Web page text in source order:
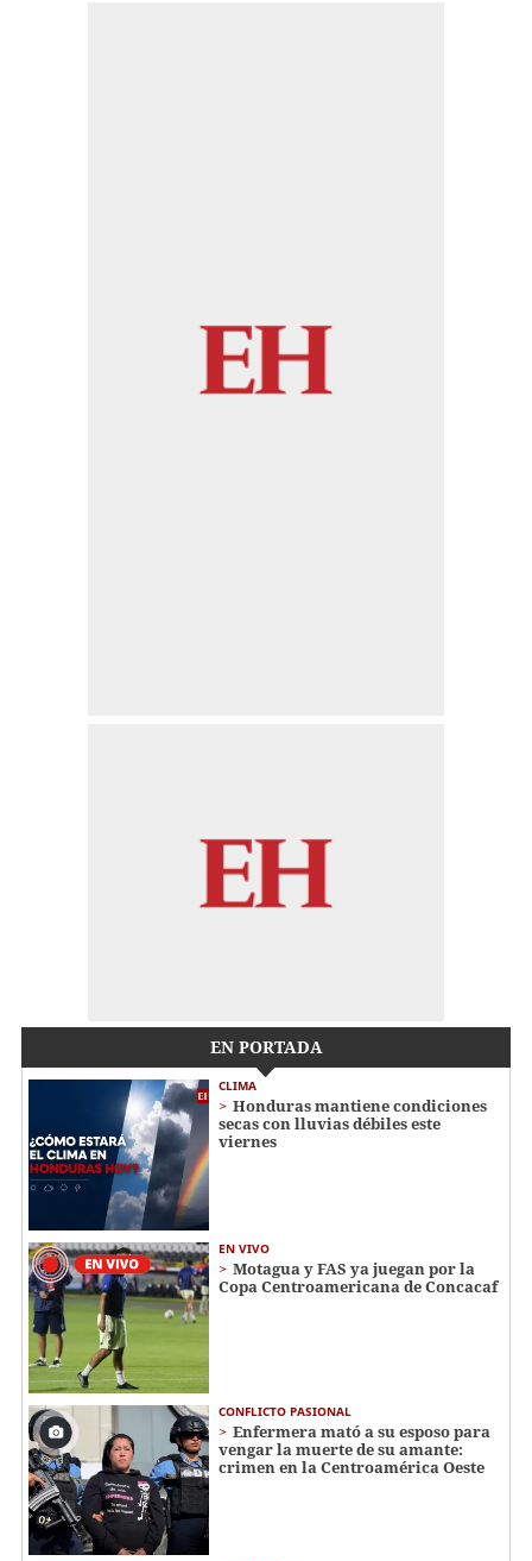
EN PORTADA
CLIMA
Honduras mantiene condiciones
secas con lluvias débiles este
viernes
EN VIVO
Motagua y FAS ya juegan por la
Copa Centroamericana de Concacaf
CONFLICTO PASIONAL
Enfermera mató a su esposo para
vengar la muerte de su amante:
crimen en la Centroamérica Oeste